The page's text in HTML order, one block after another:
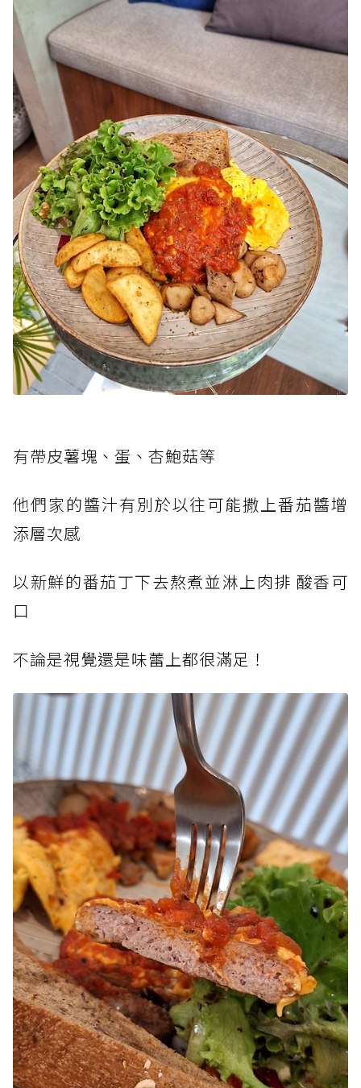
有帶皮薯塊、蛋、杏鮑菇等
他們家的醬汁有別於以往可能撒上番茄醬增
添層次感
以新鮮的番茄丁下去熬煮並淋上肉排 酸香可
口
不論是視覺還是味蕾上都很滿足！